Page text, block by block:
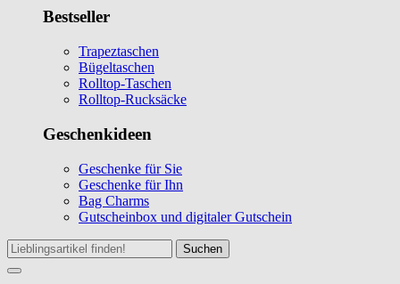
Bestseller
Trapeztaschen
Bügeltaschen
Rolltop-Taschen
Rolltop-Rucksäcke
Geschenkideen
Geschenke für Sie
Geschenke für Ihn
Bag Charms
Gutscheinbox und digitaler Gutschein
Suchen